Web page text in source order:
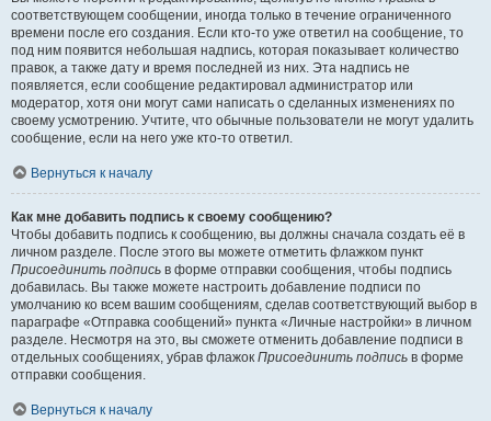
соответствующем сообщении, иногда только в течение ограниченного
времени после его создания. Если кто-то уже ответил на сообщение, то
под ним появится небольшая надпись, которая показывает количество
правок, а также дату и время последней из них. Эта надпись не
появляется, если сообщение редактировал администратор или
модератор, хотя они могут сами написать о сделанных изменениях по
своему усмотрению. Учтите, что обычные пользователи не могут удалить
сообщение, если на него уже кто-то ответил.
Вернуться к началу
Как мне добавить подпись к своему сообщению?
Чтобы добавить подпись к сообщению, вы должны сначала создать её в
личном разделе. После этого вы можете отметить флажком пункт
Присоединить подпись в форме отправки сообщения, чтобы подпись
добавилась. Вы также можете настроить добавление подписи по
умолчанию ко всем вашим сообщениям, сделав соответствующий выбор в
параграфе «Отправка сообщений» пункта «Личные настройки» в личном
разделе. Несмотря на это, вы сможете отменить добавление подписи в
отдельных сообщениях, убрав флажок Присоединить подпись в форме
отправки сообщения.
Вернуться к началу